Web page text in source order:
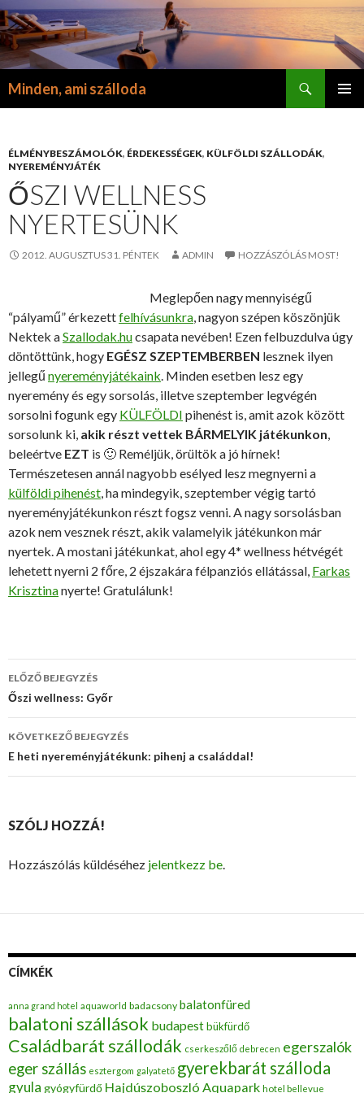
Minden, ami szálloda
ÉLMÉNYBESZÁMOLÓK, ÉRDEKESSÉGEK, KÜLFÖLDI SZÁLLODÁK,
NYEREMÉNYJÁTÉK
ŐSZI WELLNESS
NYERTESÜNK
2012. AUGUSZTUS 31. PÉNTEK ADMIN HOZZÁSZÓLÁS MOST!
Meglepően nagy mennyiségű
“pályamű” érkezettfelhívásunkra, nagyon szépen köszönjük
Nektek aSzallodak.hucsapata nevében! Ezen felbuzdulva úgy
döntöttünk, hogy EGÉSZ SZEPTEMBERBEN lesznek ilyen
jellegű nyereményjátékaink. Minden esetben lesz egy
nyeremény és egy sorsolás, illetve szeptember legvégén
sorsolni fogunk egy KÜLFÖLDI pihenést is, amit azok között
sorsolunk ki, akik részt vettek BÁRMELYIK játékunkon,
beleértve EZT is 🙂 Reméljük, örültök a jó hírnek!
Természetesen annál nagyobb esélyed lesz megnyerni a
külföldi pihenést, ha mindegyik, szeptember végig tartó
nyereményjátékunkon részt fogsz venni. A nagy sorsolásban
azok nem vesznek részt, akik valamelyik játékunkon már
nyertek. A mostani játékunkat, ahol egy 4* wellness hétvégét
lehetett nyerni 2 főre, 2 éjszakára félpanziós ellátással, Farkas
Krisztinanyerte! Gratulálunk!
Bejegyzés
navigáció
ELŐZŐ BEJEGYZÉS
Őszi wellness: Győr
KÖVETKEZŐ BEJEGYZÉS
E heti nyereményjátékunk: pihenj a családdal!
SZÓLJ HOZZÁ!
Hozzászólás küldéséhez jelentkezz be.
CÍMKÉK
anna grand hotel aquaworld badacsony balatonfüred
balatoni szállások budapestbükfürdő
Családbarát szállodák cserkeszőlő debrecen egerszalók
eger szállás esztergom galyatető gyerekbarát szálloda
gyula gyógyfürdő Hajdúszoboszló Aquapark hotel bellevue